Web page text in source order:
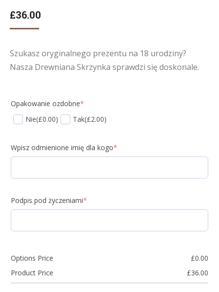
£36.00
Szukasz oryginalnego prezentu na 18 urodziny?
Nasza Drewniana Skrzynka sprawdzi się doskonale.
Opakowanie ozdobne*
Nie(£0.00) Tak(£2.00)
Wpisz odmienione imię dla kogo*
Podpis pod życzeniami*
Options Price £0.00
Product Price
£36.00